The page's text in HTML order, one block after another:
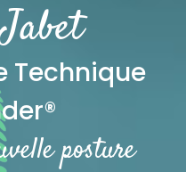
Technique
posture